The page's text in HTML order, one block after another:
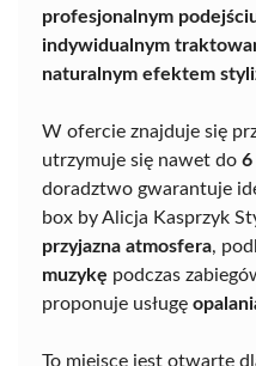
profesjonalnym
indywidualnym
naturalnym efektem
W ofercie znajduje się
utrzymuje się nawet do 6
doradztwo gwarantuje
box by Alicja Kasprzyk
przyjazna atmosfera,
muzykę podczas
proponuje usługę
To miejsce jest otwarte